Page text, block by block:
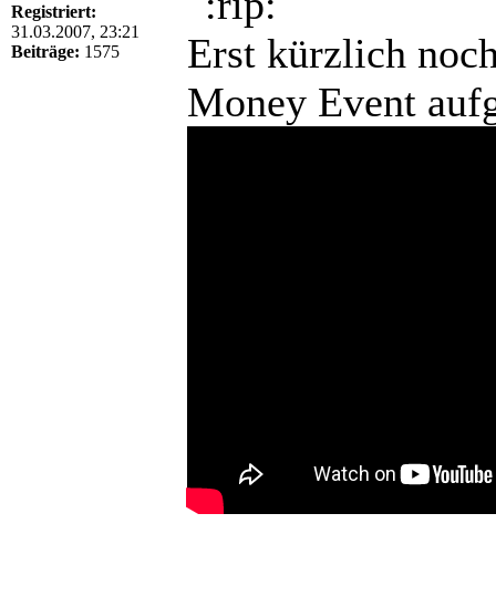
Registriert:
31.03.2007, 23:21
Beiträge: 1575
Erst kürzlich
Money Event